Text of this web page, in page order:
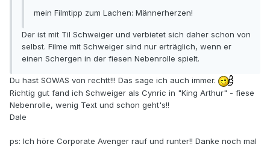
mein Filmtipp zum Lachen: Männerherzen!
Der ist mit Til Schweiger und verbietet sich daher schon von
selbst. Filme mit Schweiger sind nur erträglich, wenn er
einen Schergen in der fiesen Nebenrolle spielt.
Du hast SOWAS von rechtt!!! Das sage ich auch immer.
Richtig gut fand ich Schweiger als Cynric in "King Arthur" - fiese
Nebenrolle, wenig Text und schon geht's!!
Dale
ps: Ich höre Corporate Avenger rauf und runter!! Danke noch mal